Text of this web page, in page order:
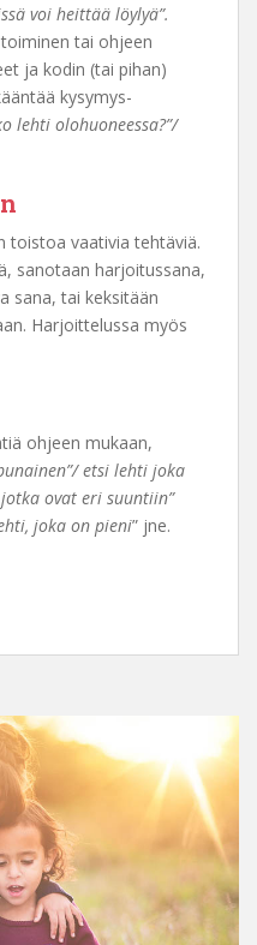
voi heittää löylyä”.
tai ohjeen
ja kodin (tai pihan)
kysymys-
lehti olohuoneessa?”/
toistoa vaativia tehtäviä.
sanotaan harjoitussana,
sana, tai keksitään
Harjoittelussa myös
ohjeen mukaan,
etsi lehti joka
ovat eri suuntiin”
joka on pieni” jne.